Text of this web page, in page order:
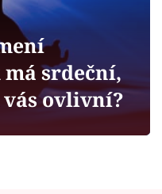
Varysrdeční,
ovlivní?